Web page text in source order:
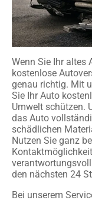
Wenn Sie Ihr altes
kostenlose
genau richtig. Mit
Sie Ihr Auto
Umwelt schützen.
das Auto
schädlichen
Nutzen Sie ganz
den nächsten 24
Bei unserem